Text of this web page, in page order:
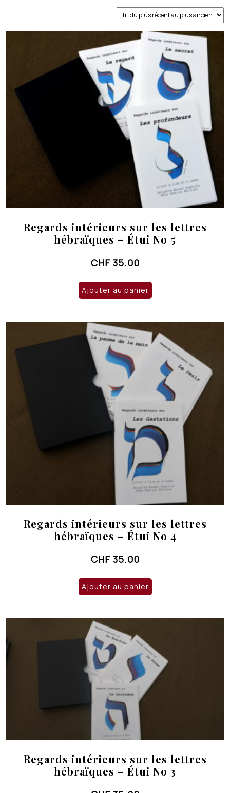
plus
au
ancien
Regards intérieurs sur les lettres
hébraïques – Étui No 5
CHF 35.00
Ajouter au panier
Regards intérieurs sur les lettres
hébraïques – Étui No 4
CHF 35.00
Ajouter au panier
Regards intérieurs sur les lettres
hébraïques – Étui No 3